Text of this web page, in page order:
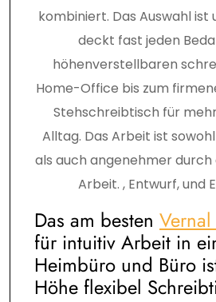
kombiniert. Das Auswahl ist
deckt fast jeden
höhenverstellbaren
Home-Office bis zum
Stehschreibtisch für
Alltag. Das Arbeit ist
als auch angenehmer durch
Arbeit. , Entwurf, und
Das am besten
für intuitiv Arbeit in
Heimbüro und Büro
Höhe flexibel